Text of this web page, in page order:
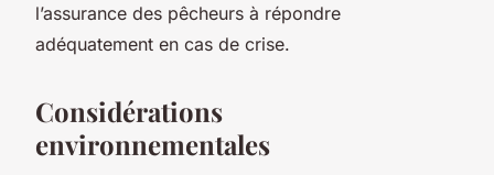
l’assurance des pêcheurs à répondre
adéquatement en cas de crise.
Considérations
environnementales